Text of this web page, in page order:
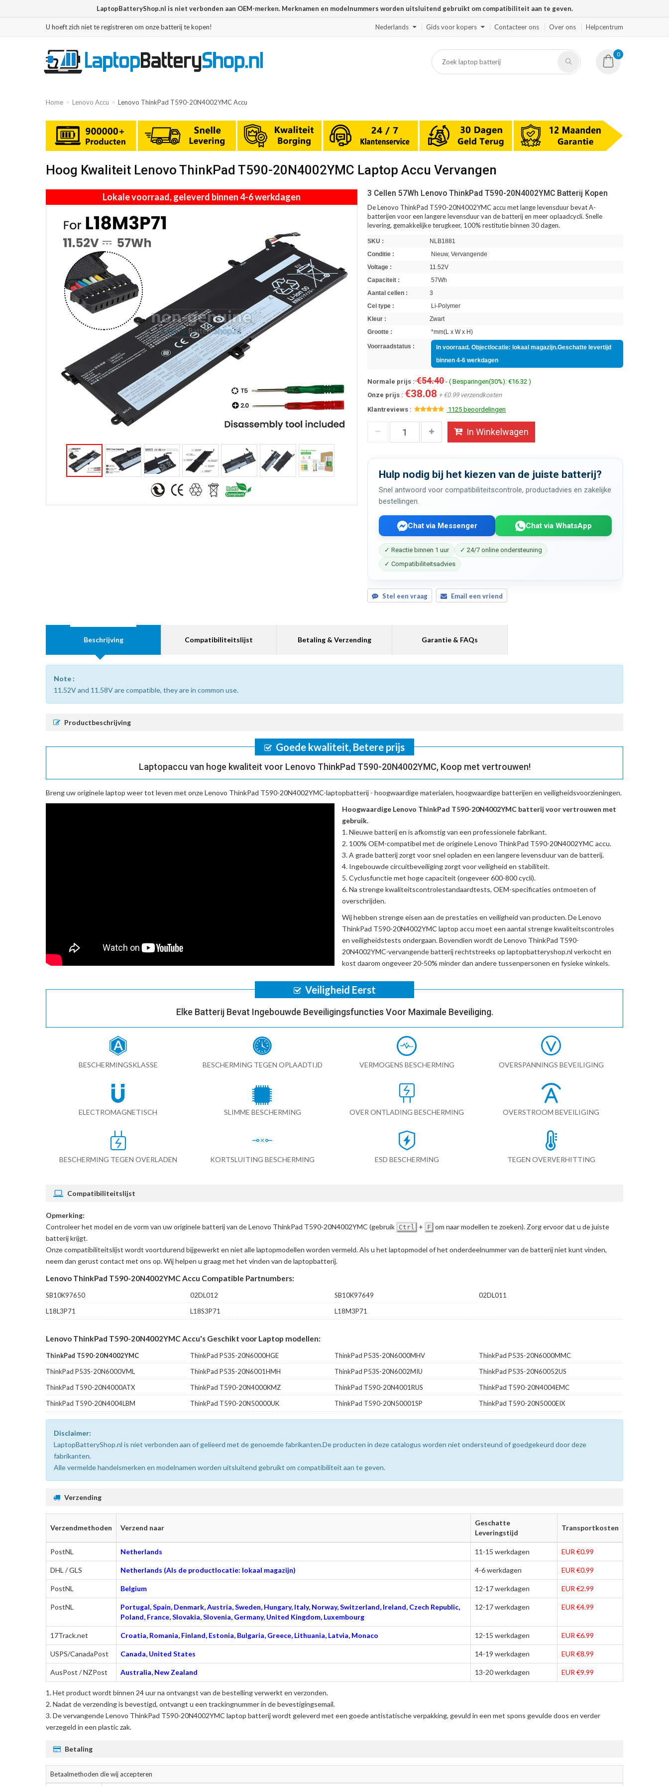
LaptopBatteryShop.nl is niet verbonden aan OEM-merken. Merknamen en modelnummers worden uitsluitend gebruikt om compatibiliteit aan te geven.
U hoeft zich niet te registreren om onze batterij te kopen! Nederlands Gids voor kopers Contacteer ons Over ons Helpcentrum
0
Home Lenovo Accu Lenovo ThinkPad T590-20N4002YMC Accu
Hoog Kwaliteit Lenovo ThinkPad T590-20N4002YMC Laptop Accu Vervangen
Lokale voorraad, geleverd binnen 4-6 werkdagen 3 Cellen 57Wh Lenovo ThinkPad T590-20N4002YMC Batterij Kopen
De Lenovo ThinkPad T590-20N4002YMC accu met lange levensduur bevat A-
batterijen voor een langere levensduur van de batterij en meer oplaadcycli. Snelle
levering, gemakkelijke terugkeer, 100% restitutie binnen 30 dagen.
SKU :
NLB1881
Conditie :
Nieuw, Vervangende
Voltage :
11.52V
Capaciteit :
57Wh
Aantal cellen :
3
Cel type :
Li-Polymer
Kleur :
Zwart
Grootte :
*mm(L x W x H)
Voorraadstatus :
In voorraad. Objectlocatie: lokaal magazijn.Geschatte levertijd
binnen 4-6 werkdagen
Normale prijs :€54.40- ( Besparingen(30%): €16.32 )
Onze prijs : €38.08 + €0.99 verzendkosten
Klantreviews :
1125 beoordelingen
In Winkelwagen
Hulp nodig bij het kiezen van de juiste batterij?
Snel antwoord voor compatibiliteitscontrole, productadvies en zakelijke
bestellingen.
Chat via Messenger Chat via WhatsApp
✓ Reactie binnen 1 uur
✓ 24/7 online ondersteuning
✓ Compatibiliteitsadvies
Stel een vraag Email een vriend
Beschrijving Compatibiliteitslijst Betaling & Verzending Garantie & FAQs
Note :
11.52V and 11.58V are compatible, they are in common use.
Productbeschrijving
Goede kwaliteit, Betere prijs
Laptopaccu van hoge kwaliteit voor Lenovo ThinkPad T590-20N4002YMC, Koop met vertrouwen!
Breng uw originele laptop weer tot leven met onzeLenovo ThinkPad T590-20N4002YMC-laptopbatterij - hoogwaardige materialen, hoogwaardige batterijen en veiligheidsvoorzieningen.
Hoogwaardige Lenovo ThinkPad T590-20N4002YMC batterij voor vertrouwen met
gebruik.
Nieuwe batterij en is afkomstig van een professionele fabrikant.
100% OEM-compatibel met deoriginele Lenovo ThinkPad T590-20N4002YMC accu.
A grade batterij zorgt voor snel opladen en een langere levensduur van de batterij.
Ingebouwde circuitbeveiliging zorgt voor veiligheid en stabiliteit.
Cyclusfunctie met hoge capaciteit (ongeveer 600-800 cycli).
Na strenge kwaliteitscontrolestandaardtests, OEM-specificaties ontmoeten of
overschrijden.
Wij hebben strenge eisen aan de prestaties en veiligheid van producten. DeLenovo
ThinkPad T590-20N4002YMC laptop accu moet een aantal strenge kwaliteitscontroles
en veiligheidstests ondergaan. Bovendien wordt deLenovo ThinkPad T590-
20N4002YMC-vervangende batterijrechtstreeks op laptopbatteryshop.nl verkocht en
kost daarom ongeveer 20-50% minder dan andere tussenpersonen en fysieke winkels.
Veiligheid Eerst
Elke Batterij Bevat Ingebouwde Beveiligingsfuncties Voor Maximale Beveiliging.
BESCHERMINGSKLASSE BESCHERMING TEGEN OPLAADTIJD VERMOGENS BESCHERMING OVERSPANNINGS BEVEILIGING
ELECTROMAGNETISCH SLIMME BESCHERMING OVER ONTLADING BESCHERMING OVERSTROOM BEVEILIGING
BESCHERMING TEGEN OVERLADEN KORTSLUITING BESCHERMING ESD BESCHERMING TEGEN OVERVERHITTING
Compatibiliteitslijst
Opmerking:
Controleer het model en de vorm van uw originele batterij van de Lenovo ThinkPad T590-20N4002YMC (gebruik Ctrl + F om naar modellen te zoeken). Zorg ervoor dat u de juiste
batterij krijgt.
Onze compatibiliteitslijst wordt voortdurend bijgewerkt en niet alle laptopmodellen worden vermeld. Als u het laptopmodel of het onderdeelnummer van de batterij niet kunt vinden,
neem dan gerust contact met ons op. Wij helpen u graag met het vinden van de laptopbatterij.
Lenovo ThinkPad T590-20N4002YMC Accu Compatible Partnumbers:
SB10K97650 02DL012 SB10K97649
02DL011
L18L3P71
L18S3P71 L18M3P71
Lenovo ThinkPad T590-20N4002YMC Accu's Geschikt voor Laptop modellen:
ThinkPad T590-20N4002YMC ThinkPad P53S-20N6000HGE ThinkPad P53S-20N6000MHV
ThinkPad P53S-20N6000MMC
ThinkPad P53S-20N6000VML
ThinkPad P53S-20N6001HMH ThinkPad P53S-20N6002MIU
ThinkPad P53S-20N60052US
ThinkPad T590-20N4000ATX
ThinkPad T590-20N4000KMZ ThinkPad T590-20N4001RUS
ThinkPad T590-20N4004EMC
ThinkPad T590-20N4004LBM
ThinkPad T590-20N50000UK ThinkPad T590-20N50001SP ThinkPad T590-20N5000EIX
Disclaimer:
LaptopBatteryShop.nl is niet verbonden aan of gelieerd met de genoemde fabrikanten.De producten in deze catalogus worden niet ondersteund of goedgekeurd door deze
fabrikanten.
Alle vermelde handelsmerken en modelnamen worden uitsluitend gebruikt om compatibiliteit aan te geven.
Verzending
Verzendmethoden Verzend naar
Geschatte
Leveringstijd
Transportkosten
PostNL Netherlands 11-15 werkdagen EUR €0.99
DHL / GLS Netherlands (Als de productlocatie: lokaal magazijn) 4-6 werkdagen EUR €0.99
PostNL Belgium 12-17 werkdagen EUR €2.99
PostNL
Portugal, Spain, Denmark, Austria, Sweden, Hungary, Italy, Norway, Switzerland, Ireland, Czech Republic,
Poland, France, Slovakia, Slovenia, Germany, United Kingdom, Luxembourg
12-17 werkdagen EUR €4.99
17Track.net Croatia, Romania, Finland, Estonia, Bulgaria, Greece, Lithuania, Latvia, Monaco 12-15 werkdagen EUR €6.99
USPS/CanadaPost Canada, United States 14-19 werkdagen EUR €8.99
AusPost / NZPost Australia, New Zealand 13-20 werkdagen EUR €9.99
Het product wordt binnen 24 uur na ontvangst van de bestelling verwerkt en verzonden.
Nadat de verzending is bevestigd, ontvangt u een trackingnummer in de bevestigingsemail.
Devervangende Lenovo ThinkPad T590-20N4002YMC laptop batterijwordt geleverd met een goede antistatische verpakking, gevuld in een met spons gevulde doos en verder
verzegeld in een plastic zak.
Betaling
Betaalmethoden die wij accepteren